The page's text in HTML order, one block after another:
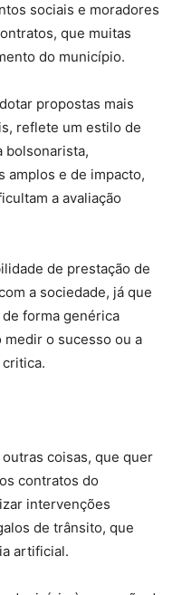
sociais e moradores
que muitas
do município.
propostas mais
reflete um estilo de
bolsonarista,
amplos e de impacto,
a avaliação
de prestação de
a sociedade, já que
forma genérica
o sucesso ou a
critica.
coisas, que quer
contratos do
intervenções
de trânsito, que
artificial.